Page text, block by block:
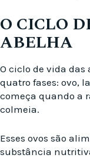
O CICLO
ABELHA
O ciclo de vida
quatro fases: ovo,
começa quando a
colmeia.
Esses ovos são
substância